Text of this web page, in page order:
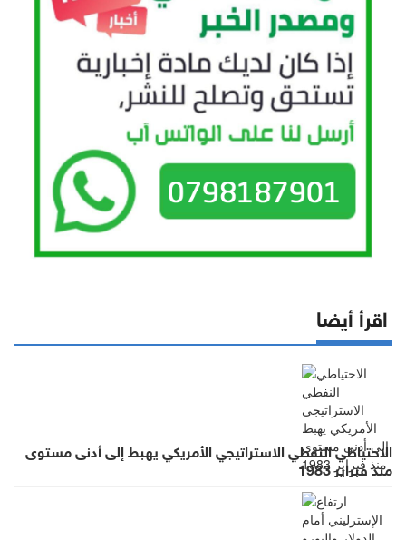
اقرأ أيضا
الاحتياطي النفطي الاستراتيجي الأمريكي يهبط إلى أدنى مستوى
منذ فبراير 1983